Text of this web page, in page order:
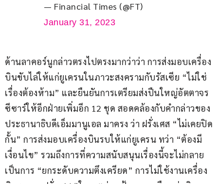
— Financial Times (@FT)
January 31, 2023
ด้านลาคอร์นูกล่าวตรงไปตรงมากว่าว่า การส่งมอบเครื่อง
บินขับไล่ให้แก่ยูเครนในภาวะสงครามกับรัสเซีย “ไม่ใช่
เรื่องต้องห้าม” และยืนยันการเตรียมส่งปืนใหญ่อัตตาจร
ซีซาร์ให้อีกฝ่ายเพิ่มอีก 12 ชุด สอดคล้องกับคำกล่าวของ
ประธานาธิบดีเอ็มมานูเอล มาครง ว่า ฝรั่งเศส “ไม่เคยปิด
กั้น” การส่งมอบเครื่องบินรบให้แก่ยูเครน ทว่า “ต้องมี
เงื่อนไข” รวมถึงการที่ความสนับสนุนเรื่องนี้จะไม่กลาย
เป็นการ “ยกระดับความตึงเครียด” การไม่ใช้งานเครื่อง